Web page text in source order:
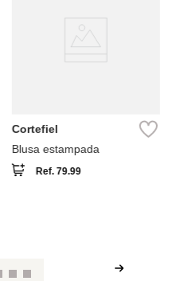
Cortefiel
Blusa estampada
Ref. 79.99